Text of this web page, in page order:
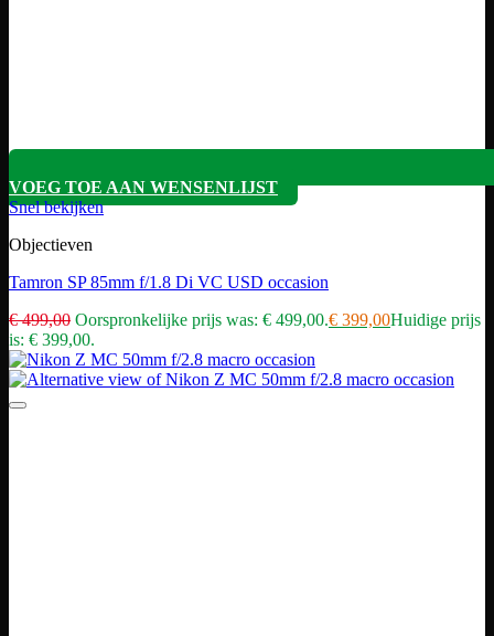
VOEG TOE AAN WENSENLIJST
Snel bekijken
Objectieven
Tamron SP 85mm f/1.8 Di VC USD occasion
€499,00 Oorspronkelijke prijs was: € 499,00.€ 399,00Huidige prijs
is: € 399,00.